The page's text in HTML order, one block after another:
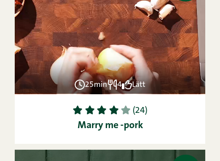
25min 4 Lätt
1 2 3 4 5 (24)
Marry me -pork